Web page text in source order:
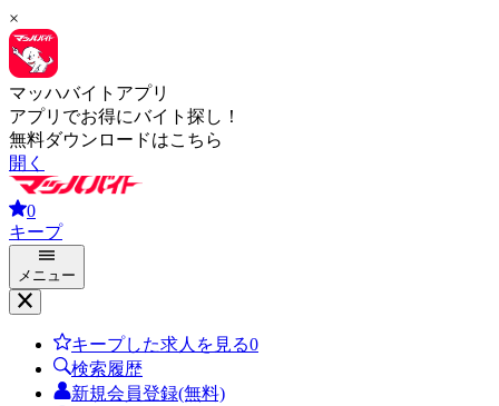
×
マッハバイトアプリ
アプリでお得にバイト探し！
無料ダウンロードはこちら
開く
0
キープ
メニュー
キープした求人を見る0
検索履歴
新規会員登録(無料)